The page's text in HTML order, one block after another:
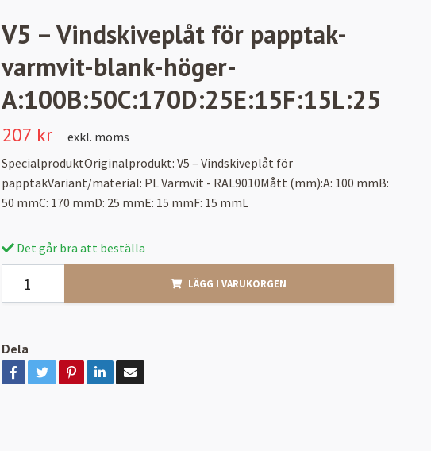
V5 – Vindskiveplåt för papptak-
varmvit-blank-höger-
A:100B:50C:170D:25E:15F:15L:25
207 kr
exkl. moms
SpecialproduktOriginalprodukt: V5 – Vindskiveplåt för
papptakVariant/material: PL Varmvit - RAL9010Mått (mm):A: 100 mmB:
50 mmC: 170 mmD: 25 mmE: 15 mmF: 15 mmL
Det går bra att beställa
LÄGG I VARUKORGEN
Dela